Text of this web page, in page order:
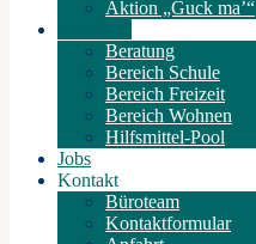
Aktion „Guck ma’“
Beratung
Bereich Schule
Bereich Freizeit
Bereich Wohnen
Hilfsmittel-Pool
Jobs
Kontakt
Büroteam
Kontaktformular